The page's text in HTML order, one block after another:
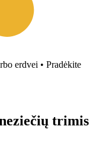
erdvei • Pradėkite
trimis